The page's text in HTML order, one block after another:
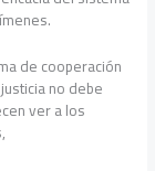
de cooperación
no debe
ver a los